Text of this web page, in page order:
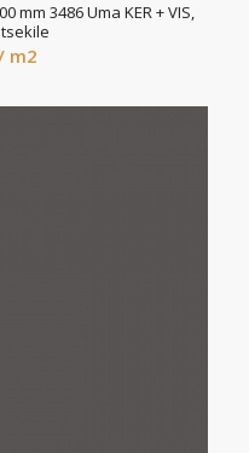
mm 3486 Uma KER + VIS,
m2